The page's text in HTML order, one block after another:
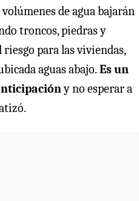
de agua bajarán
troncos, piedras y
para las viviendas,
aguas abajo. Es un
y no esperar a